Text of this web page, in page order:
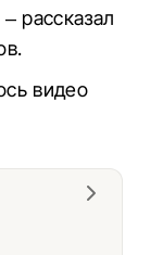
рассказал
видео